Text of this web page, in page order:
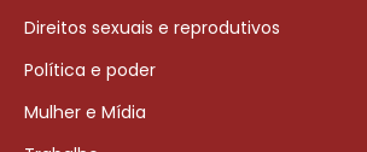
Direitos sexuais e reprodutivos
Política e poder
Mulher e Mídia